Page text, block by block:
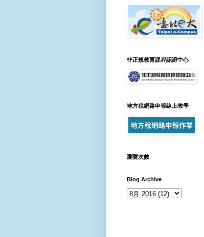
非正規教育課程認證中心
地方稅網路申報線上教學
瀏覽次數
Blog Archive